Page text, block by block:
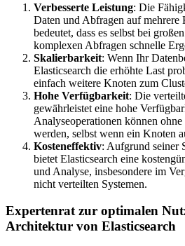
Verbesserte Leistung: Die
Daten und Abfragen auf mehrere
bedeutet, dass es selbst bei
komplexen Abfragen schnelle
Skalierbarkeit: Wenn Ihr
Elasticsearch die erhöhte Last
einfach weitere Knoten zum
Hohe Verfügbarkeit: Die
gewährleistet eine hohe
Analyseoperationen können
werden, selbst wenn ein Knoten
Kosteneffektiv: Aufgrund seiner
bietet Elasticsearch eine
und Analyse, insbesondere im
nicht verteilten Systemen.
Expertenrat zur optimalen
Architektur von Elasticsearch